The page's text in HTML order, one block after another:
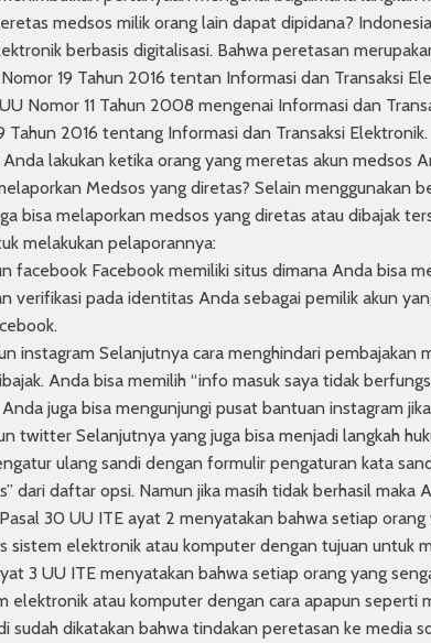
medsos milik orang lain dapat dipidana?
berbasis digitalisasi. Bahwa peretasan
19 Tahun 2016 tentan Informasi dan Transaksi
Nomor 11 Tahun 2008 mengenai Informasi dan
Tahun 2016 tentang Informasi dan Transaksi Elektronik.
lakukan ketika orang yang meretas akun medsos
Medsos yang diretas? Selain menggunakan
bisa melaporkan medsos yang diretas atau dibajak
melakukan pelaporannya:
facebook Facebook memiliki situs dimana Anda bisa
verifikasi pada identitas Anda sebagai pemilik akun
instagram Selanjutnya cara menghindari pembajakan
Anda bisa memilih “info masuk saya tidak
juga bisa mengunjungi pusat bantuan instagram
twitter Selanjutnya yang juga bisa menjadi langkah
ulang sandi dengan formulir pengaturan kata
dari daftar opsi. Namun jika masih tidak berhasil
30 UU ITE ayat 2 menyatakan bahwa setiap
sistem elektronik atau komputer dengan tujuan
3 UU ITE menyatakan bahwa setiap orang yang
elektronik atau komputer dengan cara apapun
sudah dikatakan bahwa tindakan peretasan ke media